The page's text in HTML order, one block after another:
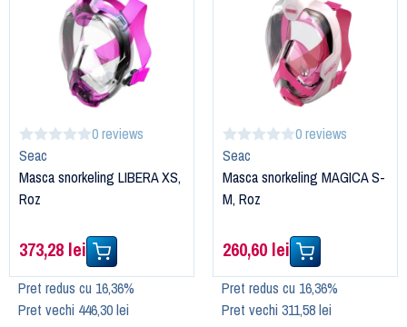
0 reviews
Seac
Masca snorkeling LIBERA XS,
Roz
373,28 lei
Pret redus cu 16,36%
Pret vechi 446,30 lei
0 reviews
Seac
Masca snorkeling MAGICA S-
M, Roz
260,60 lei
Pret redus cu 16,36%
Pret vechi 311,58 lei